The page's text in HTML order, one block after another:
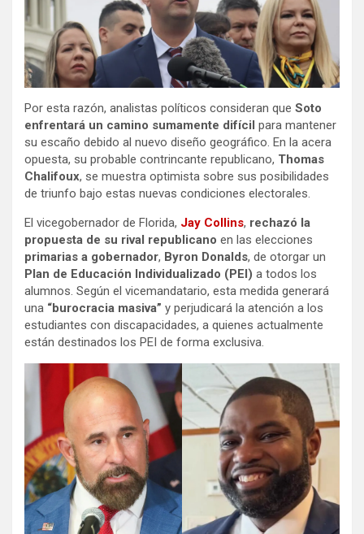
Por esta razón, analistas políticos consideran que Soto
enfrentará un camino sumamente difícil para mantener
su escaño debido al nuevo diseño geográfico. En la acera
opuesta, su probable contrincante republicano, Thomas
Chalifoux, se muestra optimista sobre sus posibilidades
de triunfo bajo estas nuevas condiciones electorales.
El vicegobernador de Florida, Jay Collins, rechazó la
propuesta de su rival republicano en las elecciones
primarias a gobernador, Byron Donalds, de otorgar un
Plan de Educación Individualizado (PEI) a todos los
alumnos. Según el vicemandatario, esta medida generará
una “burocracia masiva” y perjudicará la atención a los
estudiantes con discapacidades, a quienes actualmente
están destinados los PEI de forma exclusiva.